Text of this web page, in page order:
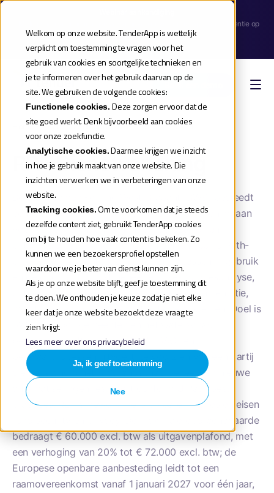
Welkom op onze website. TenderApp is wettelijk
verplicht om toestemming te vragen voor het
gebruik van cookies en soortgelijke technieken en
je te informeren over het gebruik daarvan op de
site. We gebruiken de volgende cookies:
Functionele cookies.Deze zorgen ervoor dat de
site goed werkt. Denk bijvoorbeeld aan cookies
voor onze zoekfunctie.
Analytische cookies.Daarmee krijgen we inzicht
in hoe je gebruik maakt van onze website. Die
inzichten verwerken we in verbeteringen van onze
website.
Tracking cookies.Om te voorkomen dat je steeds
dezelfde content ziet, gebruikt TenderApp cookies
om bij te houden hoe vaak content is bekeken. Zo
kunnen we een bezoekersprofiel opstellen
waardoor we je beter van dienst kunnen zijn.
Als je op onze website blijft, geef je toestemming dit
te doen. We onthouden je keuze zodat je niet elke
keer dat je onze website bezoekt deze vraag te
zien krijgt.
Lees meer over ons privacybeleid
Ja, ik geef toestemming
Nee
| Meld je aan voor de release webinar van onze TenderApp Scale licentie op
donderdag 10 september |
Reserveer je plek
Boek een demo
Home»Aanbestedingen 2026»
RPA Dienstverlening
Belastingsamenwerking West-Brabant (BWB) besteedt
één raamovereenkomst voor RPA-dienstverlening aan
voor het beheren, onderhouden, verbeteren en
ontwikkelen van robotprocessen binnen haar UiPath-
omgeving; momenteel zijn 8 robotprocessen in gebruik
en de opdracht omvat beheer en fixes, procesanalyse,
ontwerp, bouw, testen, implementatie, documentatie,
monitoring en integraties met externe systemen. Doel is
BWB, die voor gemeenten en het waterschap
belastingen heft en int en WOZ-, BAG- en
bezwaarprocessen uitvoert, te voorzien van een partij
die zelfstandig het RPA-landschap beheert en nieuwe
automatiseringen realiseert conform UiPath-best
practices, REFramework, herbruikbare libraries en eisen
rond security en privacy. De maximale opdrachtwaarde
bedraagt € 60.000 excl. btw als uitgavenplafond, met
een verhoging van 20% tot € 72.000 excl. btw; de
Europese openbare aanbesteding leidt tot een
raamovereenkomst vanaf 1 januari 2027 voor één jaar,